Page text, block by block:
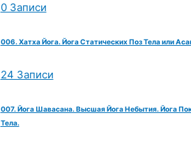
0 Записи
006. Хатха Йога. Йога Статических Поз Тела или
24 Записи
007. Йога Шавасана. Высшая Йога Небытия. Йога
Тела.